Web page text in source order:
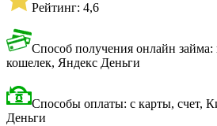
Рейтинг: 4,6
Способ получения онлайн займа:
кошелек, Яндекс Деньги
Способы оплаты: с карты, счет,
Деньги